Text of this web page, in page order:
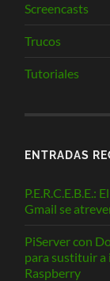
Screencasts
Trucos
Tutoriales
ENTRADAS
Gmail se
PiServer con
para sustituir a
Raspberry